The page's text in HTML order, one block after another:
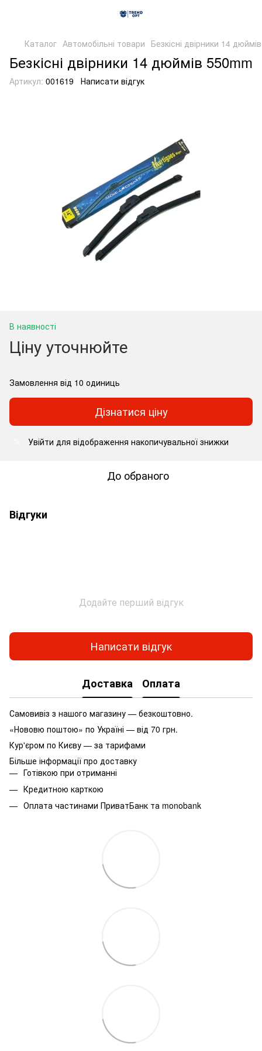
Каталог Автомобільні товари Безкісні двірники 14
Безкісні двірники 14 дюймів 550mm
Артикул: 001619 Написати відгук
В наявності
Ціну уточнюйте
Замовлення від 10 одиниць
Дізнатися ціну
Увійти для відображення накопичувальної знижки
До обраного
Відгуки
Додайте перший відгук
Написати відгук
Доставка Оплата
Самовивіз з нашого магазину — безкоштовно.
«Нововю поштою» по Україні — від 70 грн.
Кур'єром по Києву — за тарифами
Більше інформації про доставку
Готівкою при отриманні
Кредитною карткою
Оплата частинами ПриватБанк та monobank